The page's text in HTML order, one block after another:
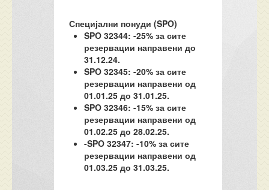
Специјални понуди (SPO)
SPO 32344: -25% за сите
резервации направени до
31.12.24.
SPO 32345: -20% за сите
резервации направени од
01.01.25 до 31.01.25.
SPO 32346: -15% за сите
резервации направени од
01.02.25 до 28.02.25.
-SPO 32347: -10% за сите
резервации направени од
01.03.25 до 31.03.25.